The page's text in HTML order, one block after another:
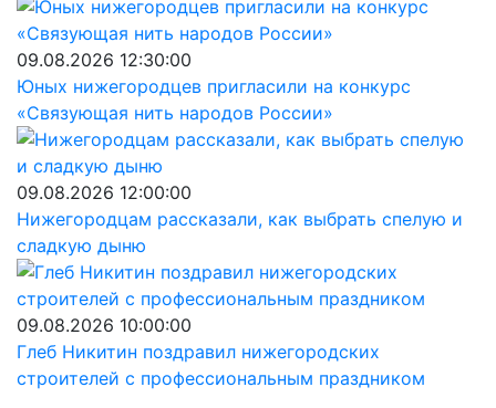
09.08.2026 12:30:00
Юных нижегородцев пригласили на конкурс
«Связующая нить народов России»
09.08.2026 12:00:00
Нижегородцам рассказали, как выбрать спелую и
сладкую дыню
09.08.2026 10:00:00
Глеб Никитин поздравил нижегородских
строителей с профессиональным праздником